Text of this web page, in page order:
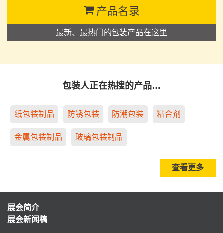
产品名录
最新、最热门的包装产品在这里
包装人正在热搜的产品…
纸包装制品 防锈包装 防潮包装 粘合剂
金属包装制品 玻璃包装制品
查看更多
展会简介
展会新闻稿